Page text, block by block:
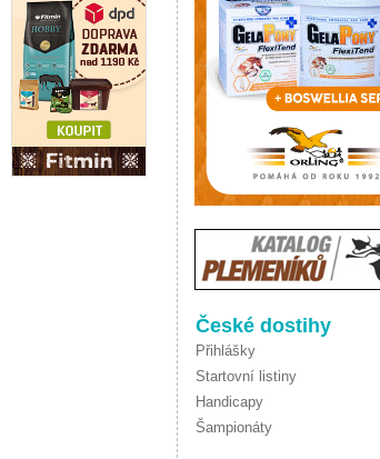
České dostihy
Přihlášky
Startovní listiny
Handicapy
Šampionáty